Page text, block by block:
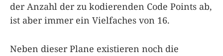
der Anzahl der zu kodierenden Code Points ab,
ist aber immer ein Vielfaches von 16.
Neben dieser Plane existieren noch die